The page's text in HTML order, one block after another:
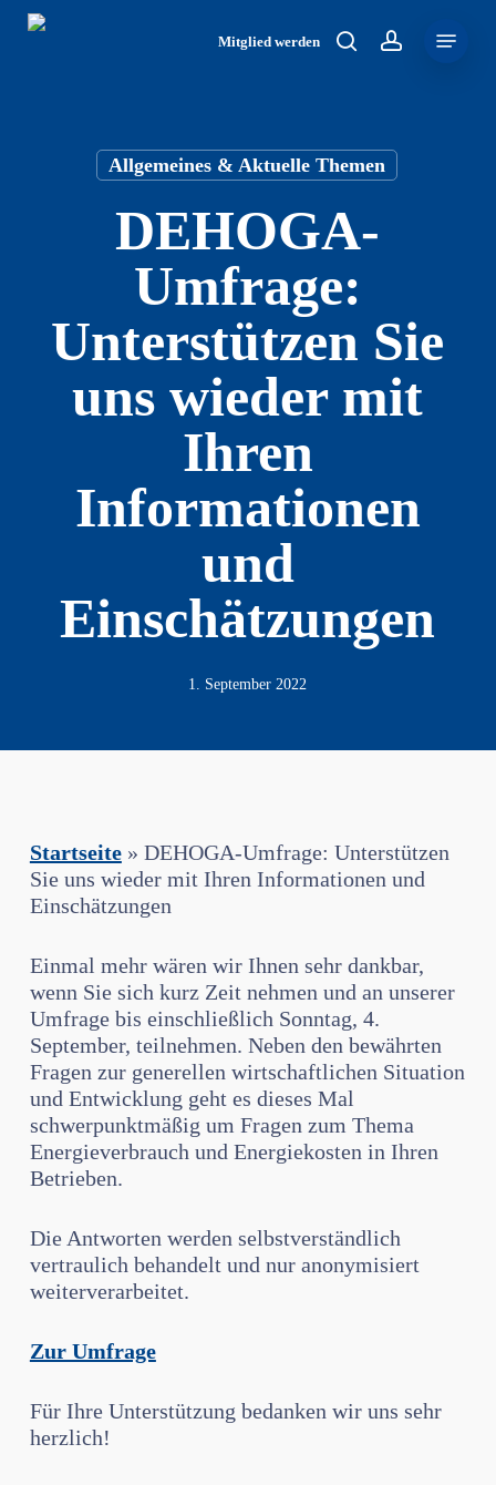
Skip
Mitglied werden searchaccount
Allgemeines & Aktuelle Themen
DEHOGA-
Umfrage:
Unterstützen Sie
uns wieder mit
Ihren
Informationen
und
Einschätzungen
1. September 2022
Startseite» DEHOGA-Umfrage: Unterstützen
Sie uns wieder mit Ihren Informationen und
Einschätzungen
Einmal mehr wären wir Ihnen sehr dankbar,
wenn Sie sich kurz Zeit nehmen und an unserer
Umfrage bis einschließlich Sonntag, 4.
September, teilnehmen. Neben den bewährten
Fragen zur generellen wirtschaftlichen Situation
und Entwicklung geht es dieses Mal
schwerpunktmäßig um Fragen zum Thema
Energieverbrauch und Energiekosten in Ihren
Betrieben.
Die Antworten werden selbstverständlich
vertraulich behandelt und nur anonymisiert
weiterverarbeitet.
Zur Umfrage
Für Ihre Unterstützung bedanken wir uns sehr
herzlich!